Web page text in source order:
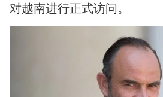
对越南进行正式访问。